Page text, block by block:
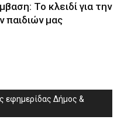
Το κλειδί για την
παιδιών µας
εφημερίδας Δήμος &